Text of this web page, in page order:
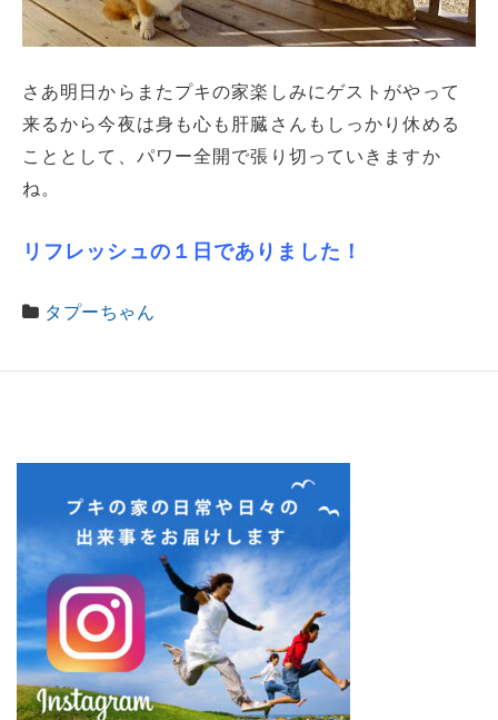
さあ明日からまたプキの家楽しみにゲストがやって
来るから今夜は身も心も肝臓さんもしっかり休める
こととして、パワー全開で張り切っていきますか
ね。
リフレッシュの１日でありました！
タプーちゃん